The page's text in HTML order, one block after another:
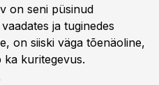
on seni püsinud
ja tuginedes
on siiski väga tõenäoline,
ka kuritegevus.